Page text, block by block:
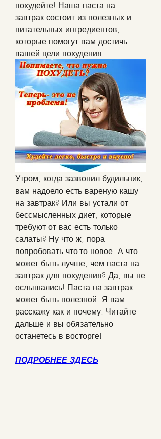
похудейте! Наша паста на
завтрак состоит из полезных и
питательных ингредиентов,
которые помогут вам достичь
вашей цели похудения.
Утром, когда зазвонил будильник,
вам надоело есть вареную кашу
на завтрак? Или вы устали от
бессмысленных диет, которые
требуют от вас есть только
салаты? Ну что ж, пора
попробовать что-то новое! А что
может быть лучше, чем паста на
завтрак для похудения? Да, вы не
ослышались! Паста на завтрак
может быть полезной! Я вам
расскажу как и почему. Читайте
дальше и вы обязательно
останетесь в восторге!
ПОДРОБНЕЕ ЗДЕСЬ